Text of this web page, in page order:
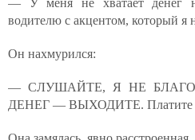
— У меня не хватает денег
водителю с акцентом, который я
Он нахмурился:
— СЛУШАЙТЕ, Я НЕ
ДЕНЕГ — ВЫХОДИТЕ. Платите